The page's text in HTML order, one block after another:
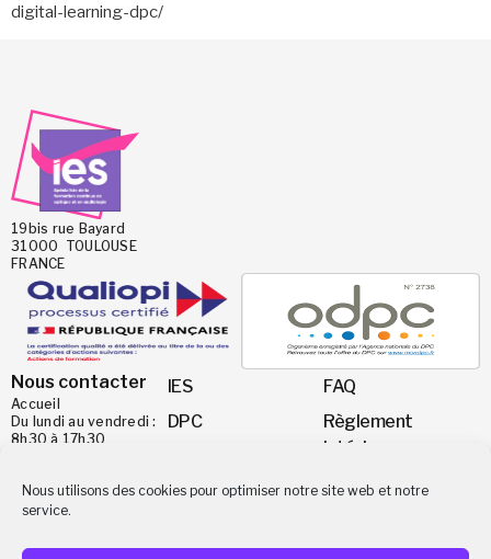
Nous utilisons des cookies pour optimiser notre site web et notre
service.
digital-learning-dpc/
19bis rue Bayard
31000 TOULOUSE
FRANCE
Nous contacter
Accueil
Du lundi au vendredi :
8h30 à 17h30
05 63 28 21 63
IES
DPC
Calendrier des
Financement
FAQ
Règlement
intérieur
Mentions Légales
rétractation